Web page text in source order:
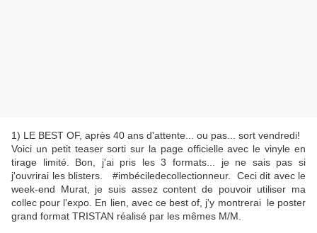
1) LE BEST OF, après 40 ans d'attente... ou pas... sort vendredi!
Voici un petit teaser sorti sur la page officielle avec le vinyle en
tirage limité. Bon, j'ai pris les 3 formats... je ne sais pas si
j'ouvrirai les blisters. #imbéciledecollectionneur. Ceci dit avec le
week-end Murat, je suis assez content de pouvoir utiliser ma
collec pour l'expo. En lien, avec ce best of, j'y montrerai le poster
grand format TRISTAN réalisé par les mêmes M/M.